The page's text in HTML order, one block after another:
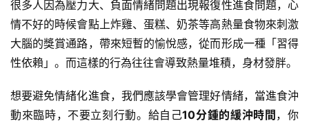
很多人因為壓力大、負面情緒問題出現報復性進食問題，心
情不好的時候會點上炸雞、 蛋糕、奶茶等高熱量食物來刺激
大腦的獎賞通路，帶來短暫的愉悅感，從而形成一種「習得
性依賴」。而這樣的行為往往會導致熱量堆積，身材發胖。
想要避免情緒化進食，我們應該學會管理好情緒，當進食沖
動來臨時，不要立刻行動。給自己10分鍾的緩沖時間 ，你